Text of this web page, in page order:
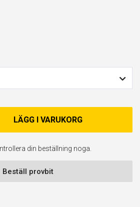
LÄGG I VARUKORG
din beställning noga.
Beställ provbit